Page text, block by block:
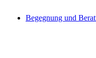
Begegnung und